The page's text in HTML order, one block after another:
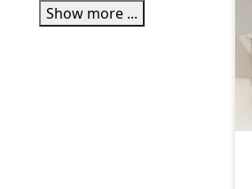
Show more ...